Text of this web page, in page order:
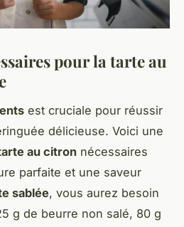
pour la tarte au
est cruciale pour réussir
délicieuse. Voici une
au citron nécessaires
parfaite et une saveur
sablée, vous aurez besoin
g de beurre non salé, 80 g